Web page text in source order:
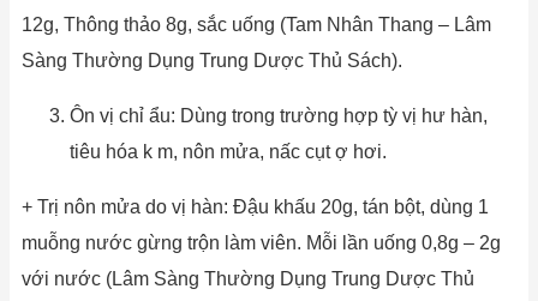
12g, Thông thảo 8g, sắc uống (Tam Nhân Thang – Lâm
Sàng Thường Dụng Trung Dược Thủ Sách).
Ôn vị chỉ ẩu: Dùng trong trường hợp tỳ vị hư hàn,
tiêu hóa k m, nôn mửa, nấc cụt ợ hơi.
+ Trị nôn mửa do vị hàn: Đậu khấu 20g, tán bột, dùng 1
muỗng nước gừng trộn làm viên. Mỗi lần uống 0,8g – 2g
với nước (Lâm Sàng Thường Dụng Trung Dược Thủ